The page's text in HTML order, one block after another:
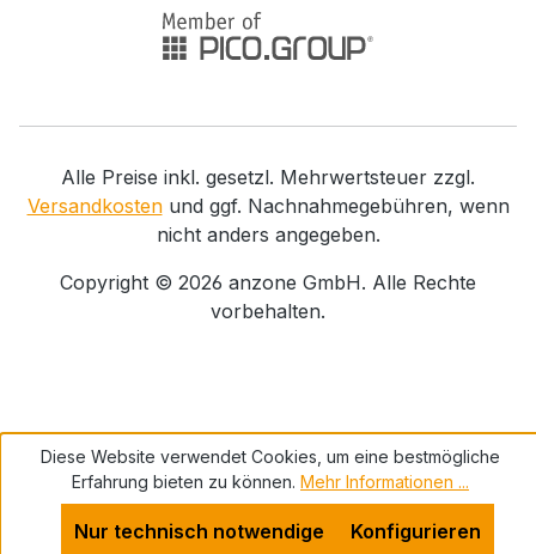
Alle Preise inkl. gesetzl. Mehrwertsteuer zzgl.
Versandkostenund ggf. Nachnahmegebühren, wenn
nicht anders angegeben.
Copyright © 2026 anzone GmbH. Alle Rechte
vorbehalten.
Diese Website verwendet Cookies, um eine bestmögliche
Erfahrung bieten zu können. Mehr Informationen ...
Nur technisch notwendige Konfigurieren